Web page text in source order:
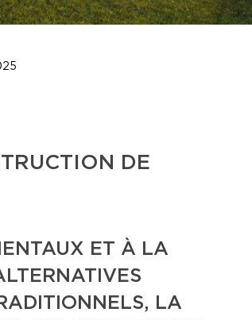
DE
ET À LA
LA